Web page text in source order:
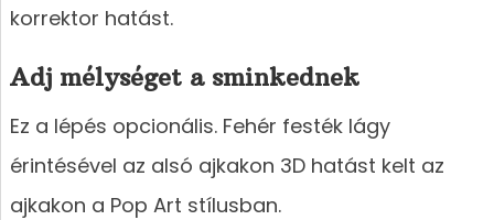
korrektor hatást.
Adj mélységet a sminkednek
Ez a lépés opcionális. Fehér festék lágy
érintésével az alsó ajkakon 3D hatást kelt az
ajkakon a Pop Art stílusban.